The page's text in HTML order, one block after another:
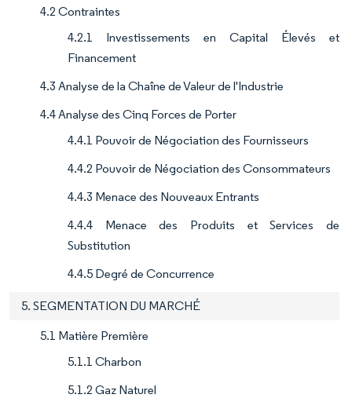
4.2 Contraintes
4.2.1 Investissements en Capital Élevés et
Financement
4.3 Analyse de la Chaîne de Valeur de l'Industrie
4.4 Analyse des Cinq Forces de Porter
4.4.1 Pouvoir de Négociation des Fournisseurs
4.4.2 Pouvoir de Négociation des Consommateurs
4.4.3 Menace des Nouveaux Entrants
4.4.4 Menace des Produits et Services de
Substitution
4.4.5 Degré de Concurrence
5. SEGMENTATION DU MARCHÉ
5.1 Matière Première
5.1.1 Charbon
5.1.2 Gaz Naturel